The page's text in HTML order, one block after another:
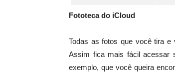
Fototeca do iCloud
Todas as fotos que você tira e
Assim fica mais fácil acessar
exemplo, que você queira